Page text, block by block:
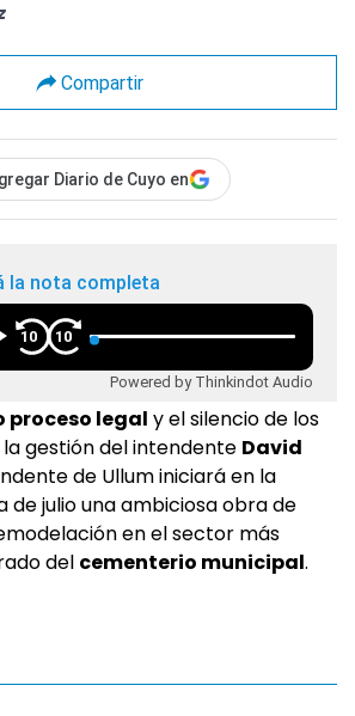
Compartir
Diario de Cuyo en
la nota completa
10 10
Powered by Thinkindot Audio
proceso legal y el silencio de los
gestión del intendente David
de Ullum iniciará en la
de julio una ambiciosa obra de
en el sector más
del cementerio municipal.